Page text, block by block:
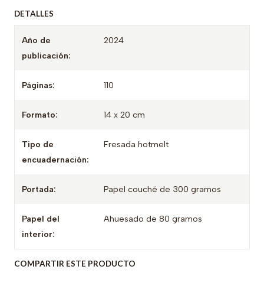
DETALLES
Año de
publicación:
2024
Páginas: 110
Formato: 14 x 20 cm
Tipo de
encuadernación:
Fresada hotmelt
Portada: Papel couché de 300 gramos
Papel del
interior:
Ahuesado de 80 gramos
COMPARTIR ESTE PRODUCTO